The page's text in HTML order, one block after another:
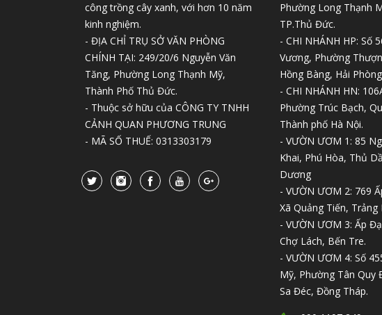
công trồng cây xanh, với hơn 10 năm
kinh nghiệm.
- ĐỊA CHỈ TRỤ SỞ VĂN PHÒNG
CHÍNH TẠI: 249/20/6 Nguyễn Văn
Tăng, Phường Long Thạnh Mỹ,
Thành Phố Thủ Đức.
- Thuộc sở hữu của CÔNG TY TNHH
CẢNH QUAN PHƯƠNG TRUNG
- MÃ SỐ THUẾ: 0313303179
Phường Long Thạnh
TP.Thủ Đức.
- CHI NHÁNH HP: Số
Vương, Phường
Hồng Bàng, Hải
- CHI NHÁNH HN:
Phường Trúc Bạch,
Thành phố Hà Nội.
- VƯỜN ƯƠM 1: 85
Khai, Phú Hòa, Thủ
Dương
- VƯỜN ƯƠM 2: 769
Xã Quảng Tiến,
- VƯỜN ƯƠM 3: Ấp
Chợ Lách, Bến Tre.
- VƯỜN ƯƠM 4: Số
Mỹ, Phường Tân Quy
Sa Đéc, Đồng Tháp.